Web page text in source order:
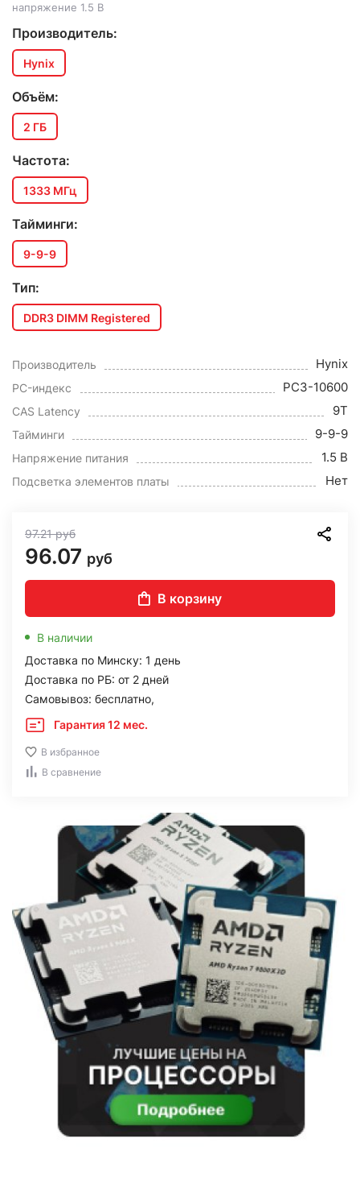
напряжение 1.5 В
Производитель:
Hynix
Объём:
2 ГБ
Частота:
1333 МГц
Тайминги:
9-9-9
Тип:
DDR3 DIMM Registered
Производитель Hynix
PC-индекс PC3-10600
CAS Latency 9T
Тайминги 9-9-9
Напряжение питания 1.5 В
Подсветка элементов платы Нет
97.21руб
96.07 руб
В корзину
В наличии
Доставка по Минску: 1 день
Доставка по РБ: от 2 дней
Самовывоз: бесплатно,
Гарантия 12 мес.
В избранное
В сравнение